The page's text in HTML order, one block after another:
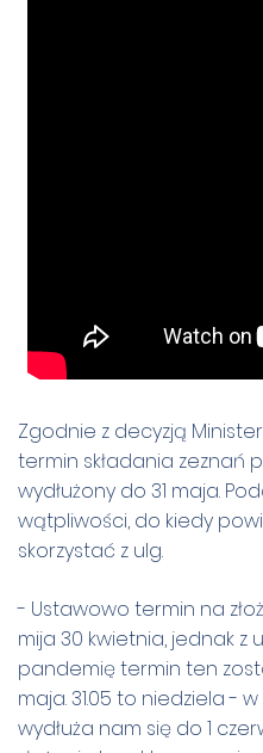
Zgodnie z decyzją
termin składania zeznań
wydłużony do 31 maja.
wątpliwości, do kiedy
skorzystać z ulg.
- Ustawowo termin na
mija 30 kwietnia, jednak
pandemię termin ten
maja. 31.05 to niedziela -
wydłuża nam się do 1